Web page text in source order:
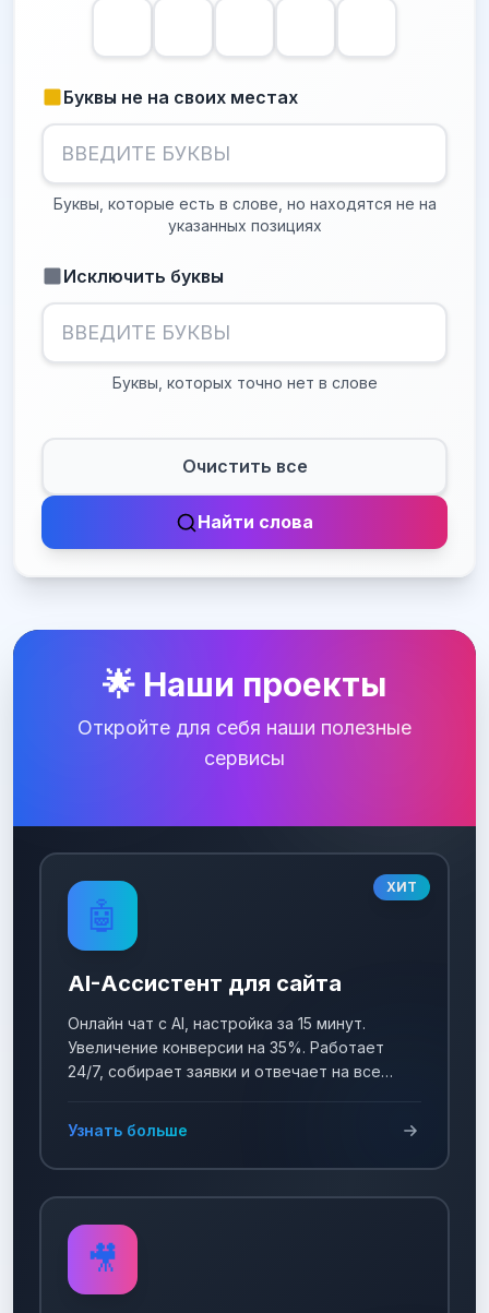
Буквы не на своих местах
Буквы, которые есть в слове, но находятся не на
указанных позициях
Исключить буквы
Буквы, которых точно нет в слове
Очистить все
Найти слова
🌟 Наши проекты
Откройте для себя наши полезные
сервисы
ХИТ
🤖
AI-Ассистент для сайта
Онлайн чат с AI, настройка за 15 минут.
Увеличение конверсии на 35%. Работает
24/7, собирает заявки и отвечает на все
Узнать больше
🎥